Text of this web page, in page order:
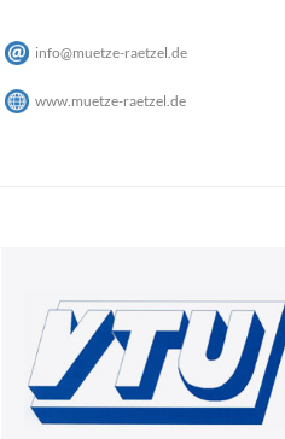
info@muetze-raetzel.de
www.muetze-raetzel.de